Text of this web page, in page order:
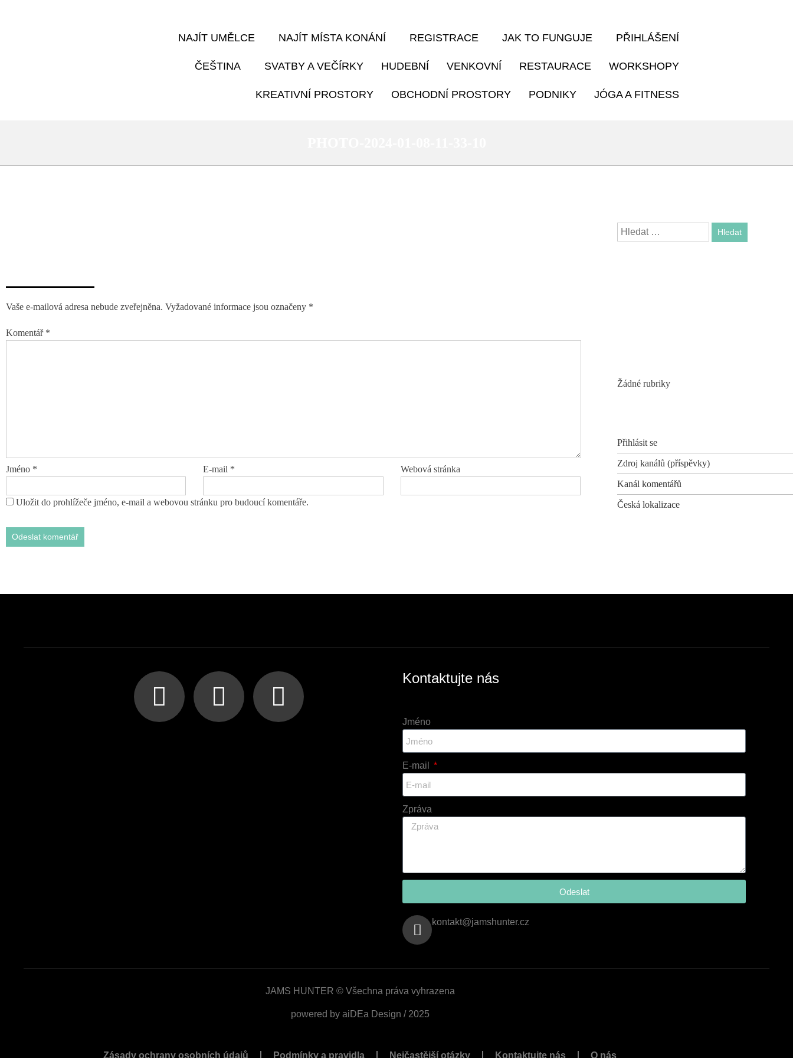
NAJÍT UMĚLCE NAJÍT MÍSTA KONÁNÍ REGISTRACE JAK TO FUNGUJE PŘIHLÁŠENÍ
ČEŠTINA SVATBY A VEČÍRKY HUDEBNÍ VENKOVNÍ RESTAURACE WORKSHOPY
KREATIVNÍ PROSTORY OBCHODNÍ PROSTORY PODNIKY JÓGA A FITNESS
Vaše e-mailová adresa nebude zveřejněna. Vyžadované informace jsou označeny *
Komentář *
Jméno * E-mail * Webová stránka
Uložit do prohlížeče jméno, e-mail a webovou stránku pro budoucí komentáře.
Žádné rubriky
Přihlásit se
Zdroj kanálů (příspěvky)
Kanál komentářů
Česká lokalizace
Kontaktujte nás
Jméno
E-mail
Zpráva
Odeslat
kontakt@jamshunter.cz
JAMS HUNTER © Všechna práva vyhrazena
powered by aiDEa Design / 2025
Zásady ochrany osobních údajů Podmínky a pravidla Nejčastější otázky Kontaktujte nás O nás